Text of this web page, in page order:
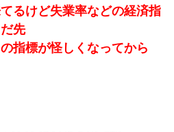
るけど失業率などの経済指
先
指標が怪しくなってから